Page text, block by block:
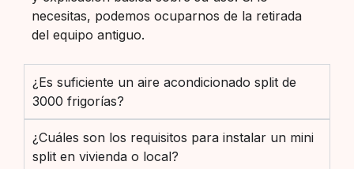
necesitas, podemos ocuparnos de la retirada
del equipo antiguo.
¿Es suficiente un aire acondicionado split de
3000 frigorías?
¿Cuáles son los requisitos para instalar un mini
split en vivienda o local?